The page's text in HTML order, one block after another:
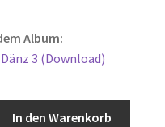
Album:
3 (Download)
In den Warenkorb